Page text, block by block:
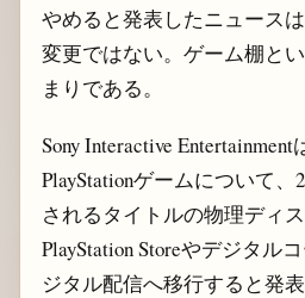
やめると発表したニュース
変更ではない。ゲーム棚と
まりである。
Sony Interactive
PlayStationゲームについて、
されるタイトルの物理ディ
PlayStation Storeやデジタル
ジタル配信へ移行すると発